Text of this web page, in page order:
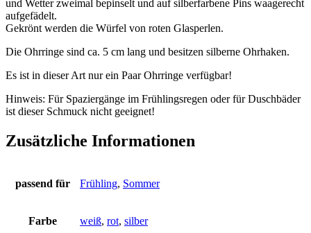
und Wetter zweimal bepinselt und auf silberfarbene Pins waagerecht
aufgefädelt.
Gekrönt werden die Würfel von roten Glasperlen.
Die Ohrringe sind ca. 5 cm lang und besitzen silberne Ohrhaken.
Es ist in dieser Art nur ein Paar Ohrringe verfügbar!
Hinweis: Für Spaziergänge im Frühlingsregen oder für Duschbäder
ist dieser Schmuck nicht geeignet!
Zusätzliche Informationen
passend für Frühling, Sommer
Farbe weiß, rot, silber